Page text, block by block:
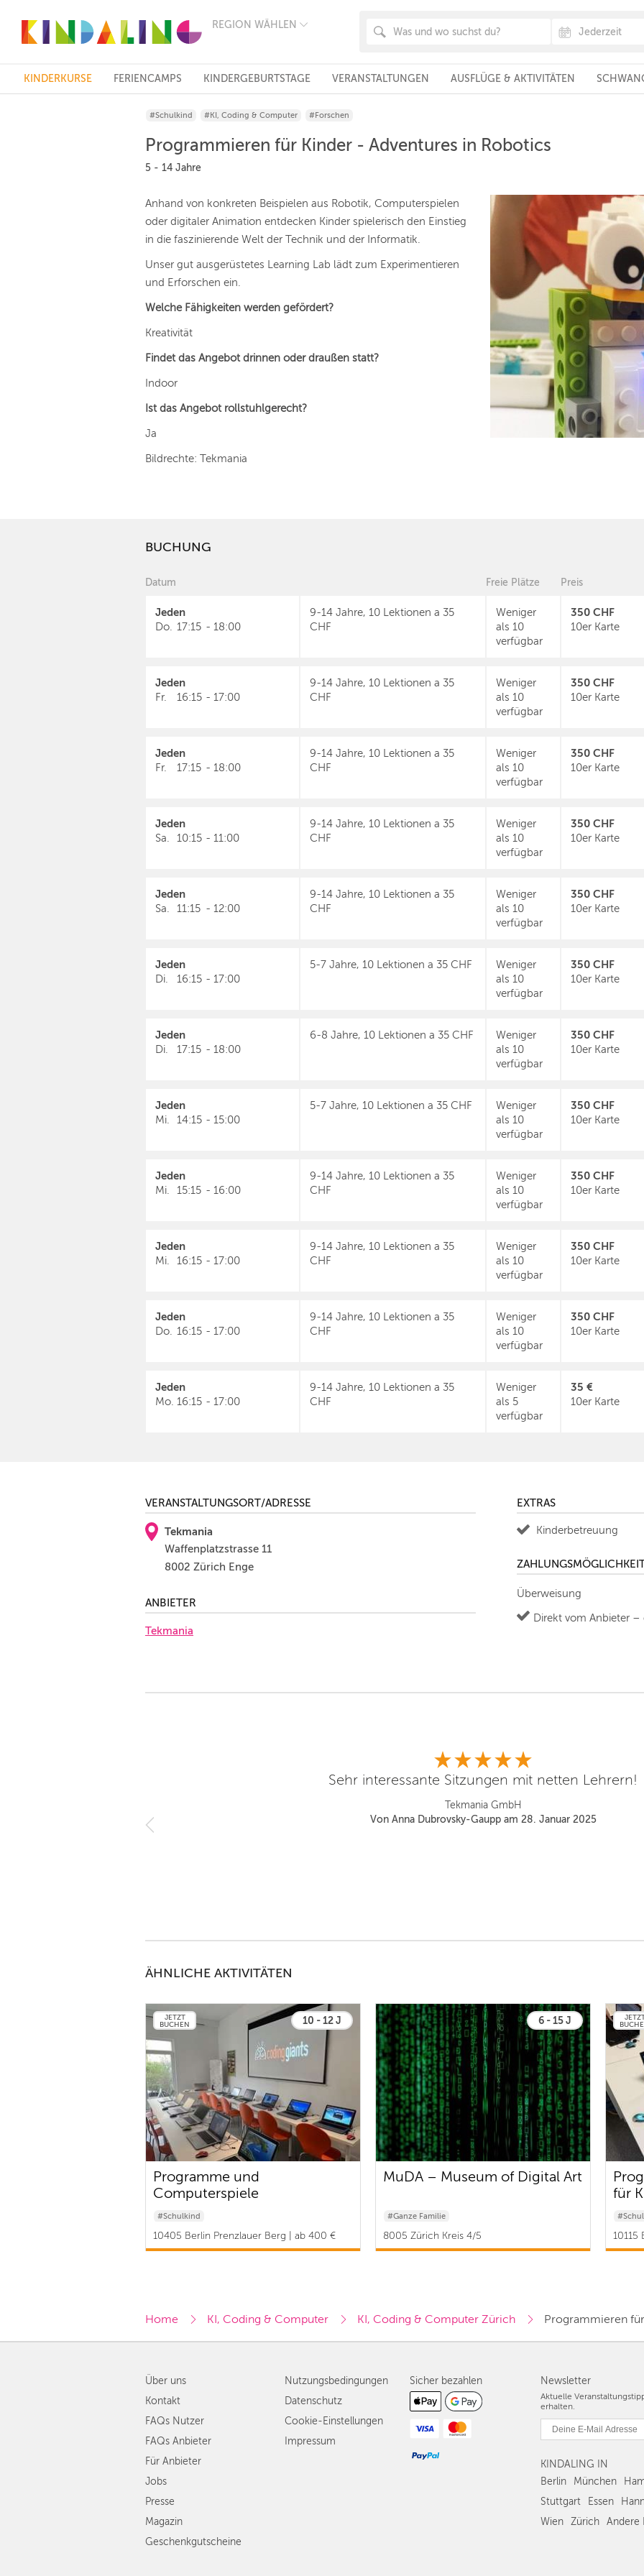
REGION WÄHLEN
FRANKFURT
KÖLN
STUTTGART
ESSEN
HANNOVER
WIEN
ZÜRICH
ANDERE
REGIONEN
KINDERKURSE FERIENCAMPS KINDERGEBURTSTAGE VERANSTALTUNGEN AUSFLÜGE & AKTIVITÄTEN
#Schulkind #KI, Coding & Computer #Forschen
Programmieren für Kinder - Adventures in Robotics
5 - 14 Jahre
Anhand von konkreten Beispielen aus Robotik, Computerspielen
oder digitaler Animation entdecken Kinder spielerisch den Einstieg
in die faszinierende Welt der Technik und der Informatik.
Unser gut ausgerüstetes Learning Lab lädt zum Experimentieren
und Erforschen ein.
Welche Fähigkeiten werden gefördert?
Kreativität
Findet das Angebot drinnen oder draußen statt?
Indoor
Ist das Angebot rollstuhlgerecht?
Ja
Bildrechte: Tekmania
BUCHUNG
Datum Freie Plätze Preis
Jeden
Do. 17:15 - 18:00
9-14 Jahre, 10 Lektionen a 35
CHF
Weniger
als 10
verfügbar
350 CHF
10er Karte
Jeden
Fr. 16:15 - 17:00
9-14 Jahre, 10 Lektionen a 35
CHF
Weniger
als 10
verfügbar
350 CHF
10er Karte
Jeden
Fr. 17:15 - 18:00
9-14 Jahre, 10 Lektionen a 35
CHF
Weniger
als 10
verfügbar
350 CHF
10er Karte
Jeden
Sa. 10:15 - 11:00
9-14 Jahre, 10 Lektionen a 35
CHF
Weniger
als 10
verfügbar
350 CHF
10er Karte
Jeden
Sa. 11:15 - 12:00
9-14 Jahre, 10 Lektionen a 35
CHF
Weniger
als 10
verfügbar
350 CHF
10er Karte
Jeden
Di. 16:15 - 17:00
5-7 Jahre, 10 Lektionen a 35 CHF
Weniger
als 10
verfügbar
350 CHF
10er Karte
Jeden
Di. 17:15 - 18:00
6-8 Jahre, 10 Lektionen a 35 CHF
Weniger
als 10
verfügbar
350 CHF
10er Karte
Jeden
Mi. 14:15 - 15:00
5-7 Jahre, 10 Lektionen a 35 CHF
Weniger
als 10
verfügbar
350 CHF
10er Karte
Jeden
Mi. 15:15 - 16:00
9-14 Jahre, 10 Lektionen a 35
CHF
Weniger
als 10
verfügbar
350 CHF
10er Karte
Jeden
Mi. 16:15 - 17:00
9-14 Jahre, 10 Lektionen a 35
CHF
Weniger
als 10
verfügbar
350 CHF
10er Karte
Jeden
Do. 16:15 - 17:00
9-14 Jahre, 10 Lektionen a 35
CHF
Weniger
als 10
verfügbar
350 CHF
10er Karte
Jeden
Mo. 16:15 - 17:00
9-14 Jahre, 10 Lektionen a 35
CHF
Weniger
als 5
verfügbar
35 €
10er Karte
EXTRAS
Kinderbetreuung
Überweisung
Direkt vom Anbieter –
VERANSTALTUNGSORT/ADRESSE
Tekmania
Waffenplatzstrasse 11
8002 Zürich Enge
ANBIETER
Tekmania
Sehr interessante Sitzungen mit netten Lehrern!
Tekmania GmbH
Von Anna Dubrovsky-Gaupp am 28. Januar 2025
ÄHNLICHE AKTIVITÄTEN
JETZT
BUCHEN
10 - 12 J
Programme und
Computerspiele
(AppInventor,Kodu) -
#Schulkind
10405 Berlin Prenzlauer Berg | ab 400 €
6 - 15 J
MuDA – Museum of Digital Art
#Ganze Familie
8005 Zürich Kreis 4/5
für
10115
Home KI, Coding & Computer KI, Coding & Computer Zürich Programmieren
Newsletter
Aktuelle
erhalten.
KINDALING IN
Berlin
München
Stuttgart
Essen
Wien
Zürich Andere
Über uns
Kontakt
FAQs Nutzer
FAQs Anbieter
Für Anbieter
Jobs
Presse
Magazin
Geschenkgutscheine
Nutzungsbedingungen
Datenschutz
Cookie-Einstellungen
Impressum
Sicher bezahlen